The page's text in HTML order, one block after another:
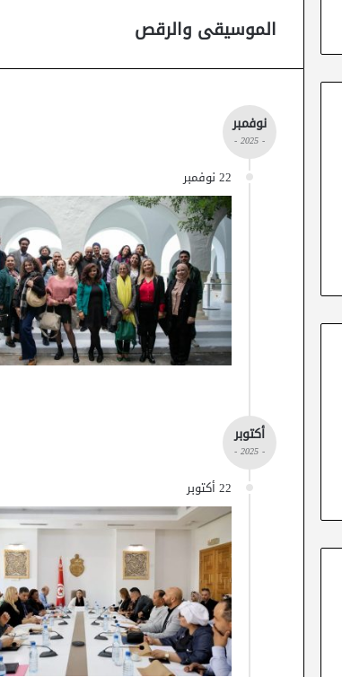
الموسيقى والرقص
نوفمبر
- 2025 -
22 نوفمبر
أكتوبر
- 2025 -
22 أكتوبر